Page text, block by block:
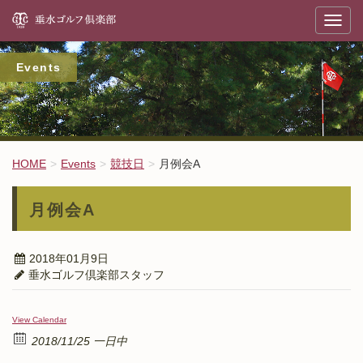
T
g
g
l
e
n
a
v
i
a
n
垂
Events
HOME Events 競技日 月例会A
月例会A
2018年01月9日
垂水ゴルフ倶楽部スタッフ
View Calendar
2018/11/25 一日中